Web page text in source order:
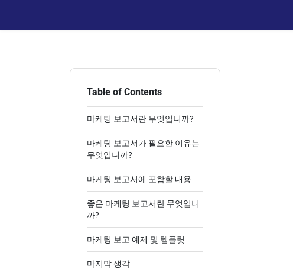
Table of Contents
마케팅 보고서란 무엇입니까?
마케팅 보고서가 필요한 이유는
무엇입니까?
마케팅 보고서에 포함할 내용
좋은 마케팅 보고서란 무엇입니
까?
마케팅 보고 예제 및 템플릿
마지막 생각